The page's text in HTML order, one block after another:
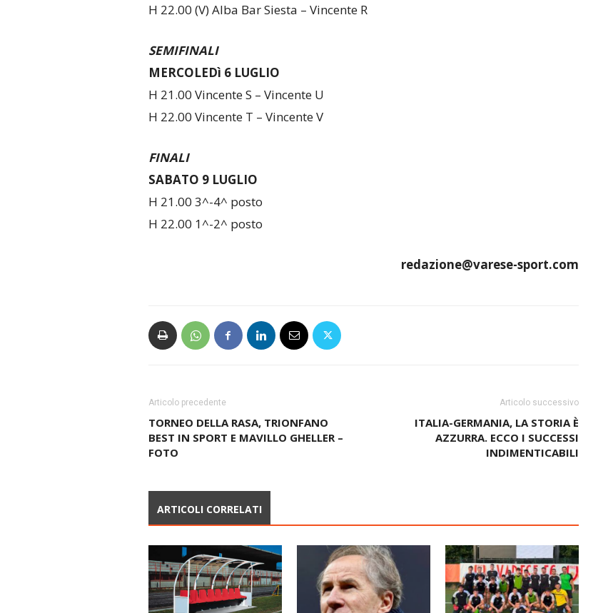
H 22.00 (V) Alba Bar Siesta – Vincente R
SEMIFINALI
MERCOLEDì 6 LUGLIO
H 21.00 Vincente S – Vincente U
H 22.00 Vincente T – Vincente V
FINALI
SABATO 9 LUGLIO
H 21.00 3^-4^ posto
H 22.00 1^-2^ posto
redazione@varese-sport.com
Articolo precedente
TORNEO DELLA RASA, TRIONFANO
BEST IN SPORT E MAVILLO GHELLER –
FOTO
Articolo successivo
ITALIA-GERMANIA, LA STORIA È
AZZURRA. ECCO I SUCCESSI
INDIMENTICABILI
ARTICOLI CORRELATI